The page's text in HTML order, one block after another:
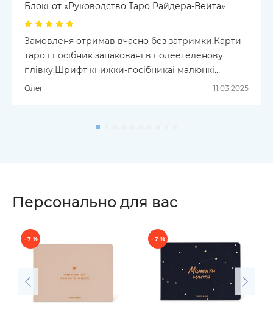
Блокнот «Руководство Таро Райдера-Вейта»
Замовленя отримав вчасно без затримки.Карти
таро і посібник запаковані в полеетеленову
плівку.Шрифт книжки-посібникаі малюнкі
великий.Читаю без окулярів.А це великій
Олег 11.03.2025
Персонально для вас
- 7 % - 7 %